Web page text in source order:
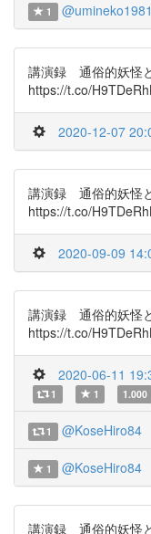
1 @umineko1981
講演録 通俗的妖怪
https://t.co/
2020-12-07
講演録 通俗的妖怪
https://t.co/
2020-09-09
講演録 通俗的妖怪
https://t.co/
2020-06-11
1 1 1.000
1 @KoseHiro84
1 @KoseHiro84
講演録 通俗的妖怪